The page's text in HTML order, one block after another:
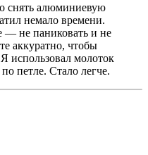
снять алюминиевую
немало времени.
— не паниковать и не
аккуратно, чтобы
использовал молоток
петле. Стало легче.